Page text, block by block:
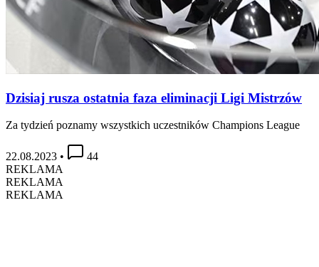
Dzisiaj rusza ostatnia faza eliminacji Ligi Mistrzów
Za tydzień poznamy wszystkich uczestników Champions League
22.08.2023 •
44
REKLAMA
REKLAMA
REKLAMA